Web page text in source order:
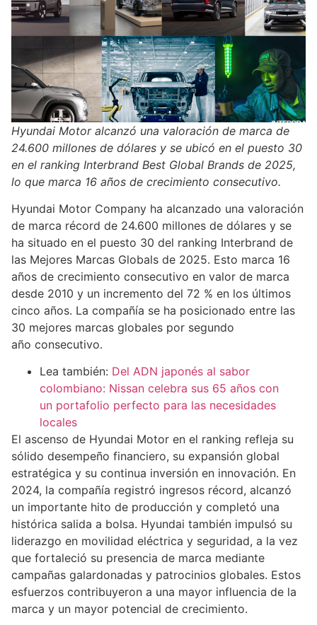
Hyundai Motor alcanzó una valoración de marca de
24.600 millones de dólares y se ubicó en el puesto 30
en el ranking Interbrand Best Global Brands de 2025,
lo que marca 16 años de crecimiento consecutivo.
Hyundai Motor Company ha alcanzado una valoración
de marca récord de 24.600 millones de dólares y se
ha situado en el puesto 30 del ranking Interbrand de
las Mejores Marcas Globals de 2025. Esto marca 16
años de crecimiento consecutivo en valor de marca
desde 2010 y un incremento del 72 % en los últimos
cinco años. La compañía se ha posicionado entre las
30 mejores marcas globales por segundo
año consecutivo.
Lea también: Del ADN japonés al sabor
colombiano: Nissan celebra sus 65 años con
un portafolio perfecto para las necesidades
locales
El ascenso de Hyundai Motor en el ranking refleja su
sólido desempeño financiero, su expansión global
estratégica y su continua inversión en innovación. En
2024, la compañía registró ingresos récord, alcanzó
un importante hito de producción y completó una
histórica salida a bolsa. Hyundai también impulsó su
liderazgo en movilidad eléctrica y seguridad, a la vez
que fortaleció su presencia de marca mediante
campañas galardonadas y patrocinios globales. Estos
esfuerzos contribuyeron a una mayor influencia de la
marca y un mayor potencial de crecimiento.